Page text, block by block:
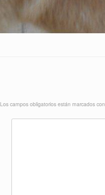
Los campos obligatorios están marcados con